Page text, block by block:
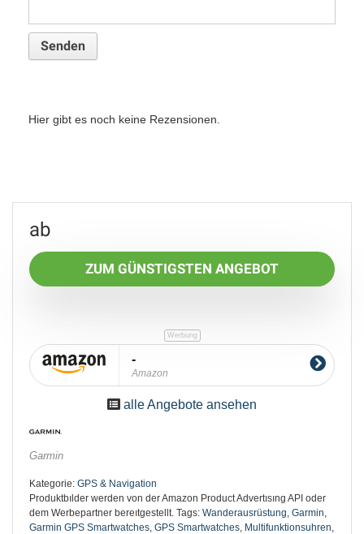
Hier gibt es noch keine Rezensionen.
ZUM GÜNSTIGSTEN ANGEBOT
-
Amazon
alle Angebote ansehen
Garmin
Kategorie: GPS & Navigation
Produktbılder werden von der Amazon Product Advertısıng API oder
dem Werbepartner bereıtgestellt. Tags: Wanderausrüstung, Garmin,
Garmin GPS Smartwatches, GPS Smartwatches, Multifunktionsuhren,